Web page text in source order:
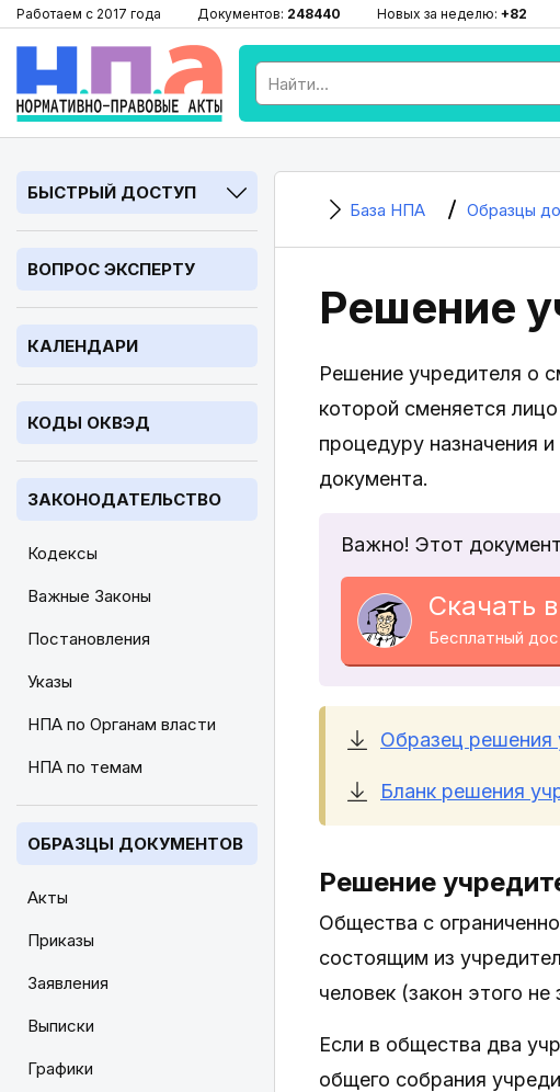
Работаем с 2017 года Документов: 248440 Новых за неделю: +82
БЫСТРЫЙ ДОСТУП
ВОПРОС ЭКСПЕРТУ
КАЛЕНДАРИ
КОДЫ ОКВЭД
ЗАКОНОДАТЕЛЬСТВО
Кодексы
Важные Законы
Постановления
Указы
НПА по Органам власти
НПА по темам
ОБРАЗЦЫ ДОКУМЕНТОВ
Акты
Приказы
Заявления
Выписки
Графики
База НПА Образцы
Решение
Решение учредителя о
которой сменяется
процедуру назначения
документа.
Важно! Этот
Скачать
Бесплатный
Образец решения
Бланк решения
Решение
Общества с
состоящим из
человек (закон этого
Если в общества два
общего собрания